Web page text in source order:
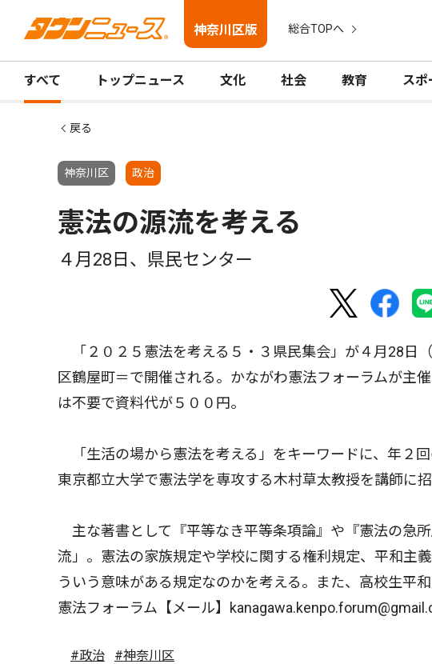
神奈川区版 総合TOPへ
すべて トップニュース 文化 社会 教育 スポ
戻る
神奈川区 政治
憲法の源流を考える
４月28日、県民センター
「２０２５憲法を考える５・３県民集会」が４月28日
区鶴屋町＝で開催される。かながわ憲法フォーラムが主
は不要で資料代が５００円。
「生活の場から憲法を考える」をキーワードに、年２
東京都立大学で憲法学を専攻する木村草太教授を講師に招
主な著書として『平等なき平等条項論』や『憲法の急
流」。憲法の家族規定や学校に関する権利規定、平和主
ういう意味がある規定なのかを考える。また、高校生平
憲法フォーラム【メール】
#政治 #神奈川区